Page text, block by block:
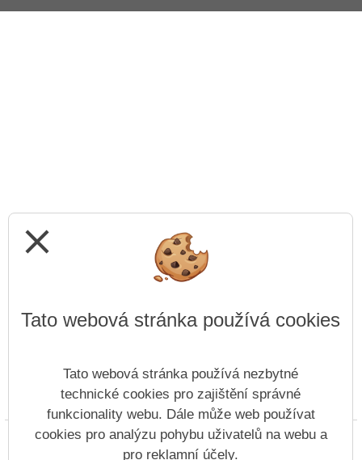
Prohlášení o přístupnosti Mapa webu Cookies
Copyright © 2022 - 2023 Základní škola speciální,
close
Tato webová stránka používá cookies
Tato webová stránka používá nezbytné
technické cookies pro zajištění správné
funkcionality webu. Dále může web používat
cookies pro analýzu pohybu uživatelů na webu a
pro reklamní účely.